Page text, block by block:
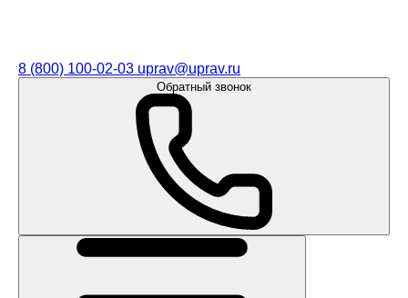
8 (800) 100-02-03 uprav@uprav.ru
Обратный звонок